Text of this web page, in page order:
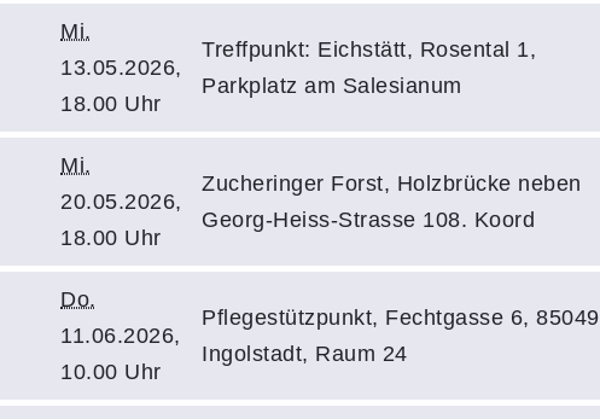
Mi.
13.05.2026,
18.00 Uhr
Treffpunkt: Eichstätt, Rosental 1,
Parkplatz am Salesianum
Mi.
20.05.2026,
18.00 Uhr
Zucheringer Forst, Holzbrücke neben
Georg-Heiss-Strasse 108. Koord
Do.
11.06.2026,
10.00 Uhr
Pflegestützpunkt, Fechtgasse 6, 85049
Ingolstadt, Raum 24